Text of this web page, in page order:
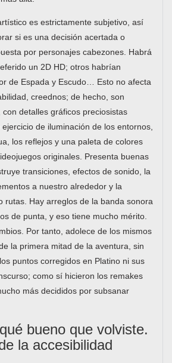
es estrictamente subjetivo, así
si es una decisión acertada o
por personajes cabezones. Habrá
un 2D HD; otros habrían
de Espada y Escudo… Esto no afecta
creednos; de hecho, son
detalles gráficos preciosistas
de iluminación de los entornos,
los reflejos y una paleta de colores
originales. Presenta buenas
transiciones, efectos de sonido, la
a nuestro alrededor y la
rutas. Hay arreglos de la banda sonora
de punta, y eso tiene mucho mérito.
Por tanto, adolece de los mismos
la primera mitad de la aventura, sin
puntos corregidos en Platino ni sus
como sí hicieron los remakes
más decididos por subsanar
bueno que volviste.
la accesibilidad